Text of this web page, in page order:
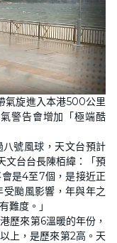
氣旋進入本港500公里
警告會增加「極端酷
號風球，天文台預計
文台台長陳栢緯：「預
是4至7個，是接近正
颱風影響，年與年之
難度。」
歷來第6溫暖的年份，
上，是歷來第2高。天